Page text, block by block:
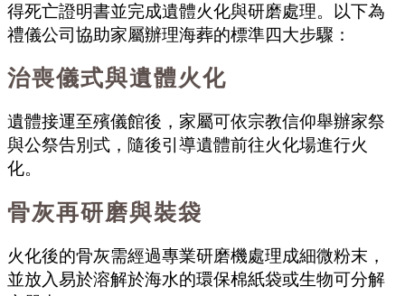
得死亡證明書並完成遺體火化與研磨處理。以下為
禮儀公司協助家屬辦理海葬的標準四大步驟：
治喪儀式與遺體火化
遺體接運至殯儀館後，家屬可依宗教信仰舉辦家祭
與公祭告別式，隨後引導遺體前往火化場進行火
化。
骨灰再研磨與裝袋
火化後的骨灰需經過專業研磨機處理成細微粉末，
並放入易於溶解於海水的環保棉紙袋或生物可分解